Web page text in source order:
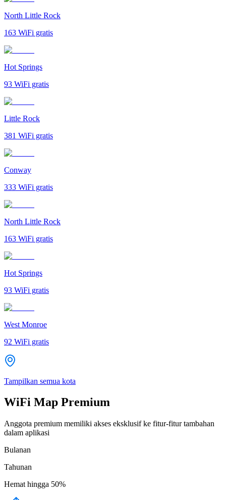
North Little Rock
163 WiFi gratis
Hot Springs
93 WiFi gratis
Little Rock
381 WiFi gratis
Conway
333 WiFi gratis
North Little Rock
163 WiFi gratis
Hot Springs
93 WiFi gratis
West Monroe
92 WiFi gratis
Tampilkan semua kota
WiFi Map Premium
Anggota premium memiliki akses eksklusif ke fitur-fitur tambahan
dalam aplikasi
Bulanan
Tahunan
Hemat hingga 50%